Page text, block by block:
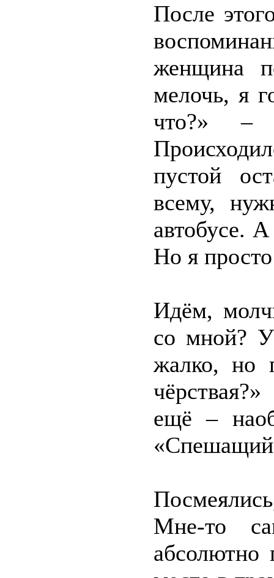
После
женщина
мелочь, я
что?» –
пустой
всему,
автобусе.
Но я
Идём,
со мной?
жалко, но
ещё –
«Спешащий
Мне-то
абсолютно